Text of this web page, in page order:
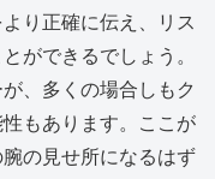
り正確に伝え、リス
ができるでしょう。
、多くの場合しもク
もあります。ここが
の見せ所になるはず